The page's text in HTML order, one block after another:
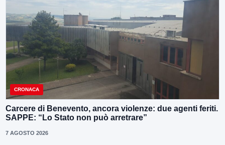
CRONACA
Carcere di Benevento, ancora violenze: due agenti feriti.
SAPPE: “Lo Stato non può arretrare”
7 AGOSTO 2026